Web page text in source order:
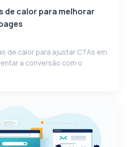
de calor para melhorar
de calor para ajustar CTAs em
a conversão com o